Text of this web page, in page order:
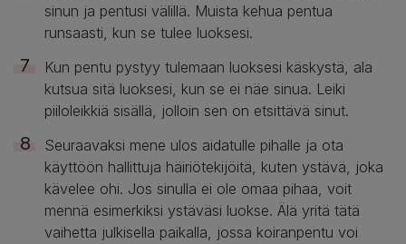
sinun ja pentusi välillä. Muista kehua pentua
runsaasti, kun se tulee luoksesi.
Kun pentu pystyy tulemaan luoksesi käskystä, ala
kutsua sitä luoksesi, kun se ei näe sinua. Leiki
piiloleikkiä sisällä, jolloin sen on etsittävä sinut.
Seuraavaksi mene ulos aidatulle pihalle ja ota
käyttöön hallittuja häiriötekijöitä, kuten ystävä, joka
kävelee ohi. Jos sinulla ei ole omaa pihaa, voit
mennä esimerkiksi ystäväsi luokse. Älä yritä tätä
vaihetta julkisella paikalla, jossa koiranpentu voi